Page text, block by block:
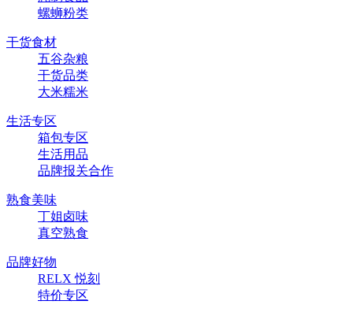
螺蛳粉类
干货食材
五谷杂粮
干货品类
大米糯米
生活专区
箱包专区
生活用品
品牌报关合作
熟食美味
丁姐卤味
真空熟食
品牌好物
RELX 悦刻
特价专区